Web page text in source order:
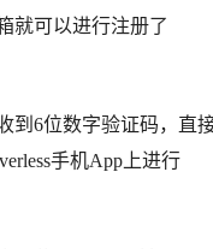
就可以进行注册了
到6位数字验证码，直
手机App上进行